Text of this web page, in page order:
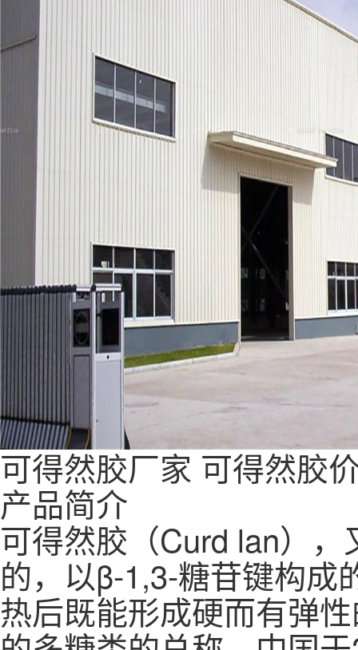
可得然胶厂家 可得然胶
产品简介
可得然胶（Curd lan）
的，以β-1,3-糖苷键构成
热后既能形成硬而有弹